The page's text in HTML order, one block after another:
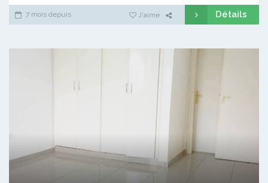
7 mois depuis J'aime Détails